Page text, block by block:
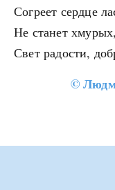
Согреет сердце
Не станет
Свет радости,
©